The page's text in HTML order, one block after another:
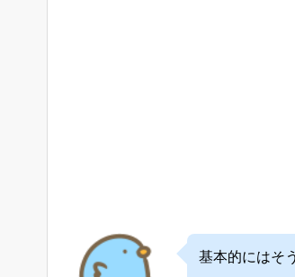
基本的にはそ